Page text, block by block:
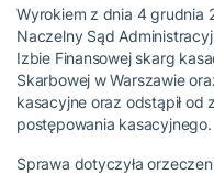
Wyrokiem z dnia 4 grudnia
Naczelny Sąd
Izbie Finansowej skarg
Skarbowej w Warszawie
kasacyjne oraz odstąpił
postępowania kasacyjnego.
Sprawa dotyczyła